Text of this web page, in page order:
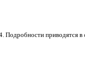
Подробности приводятся